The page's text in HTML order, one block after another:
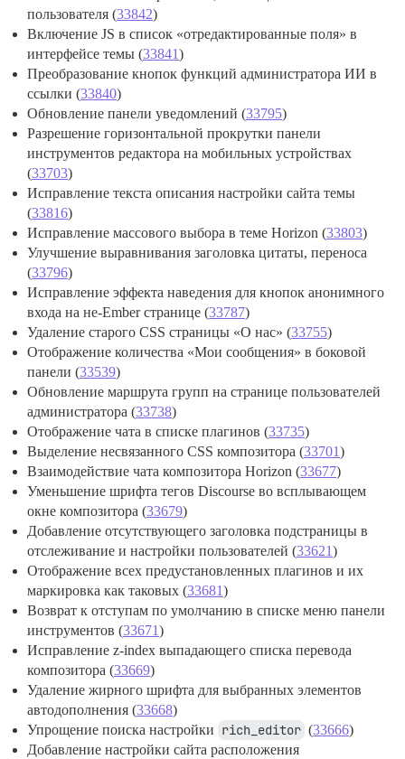
пользователя (33842)
Включение JS в список «отредактированные поля» в
интерфейсе темы (33841)
Преобразование кнопок функций администратора ИИ в
ссылки (33840)
Обновление панели уведомлений (33795)
Разрешение горизонтальной прокрутки панели
инструментов редактора на мобильных устройствах
(33703)
Исправление текста описания настройки сайта темы
(33816)
Исправление массового выбора в теме Horizon (33803)
Улучшение выравнивания заголовка цитаты, переноса
(33796)
Исправление эффекта наведения для кнопок анонимного
входа на не-Ember странице (33787)
Удаление старого CSS страницы «О нас» (33755)
Отображение количества «Мои сообщения» в боковой
панели (33539)
Обновление маршрута групп на странице пользователей
администратора (33738)
Отображение чата в списке плагинов (33735)
Выделение несвязанного CSS композитора (33701)
Взаимодействие чата композитора Horizon (33677)
Уменьшение шрифта тегов Discourse во всплывающем
окне композитора (33679)
Добавление отсутствующего заголовка подстраницы в
отслеживание и настройки пользователей (33621)
Отображение всех предустановленных плагинов и их
маркировка как таковых (33681)
Возврат к отступам по умолчанию в списке меню панели
инструментов (33671)
Исправление z-index выпадающего списка перевода
композитора (33669)
Удаление жирного шрифта для выбранных элементов
автодополнения (33668)
Упрощение поиска настройки rich_editor (33666)
Добавление настройки сайта расположения